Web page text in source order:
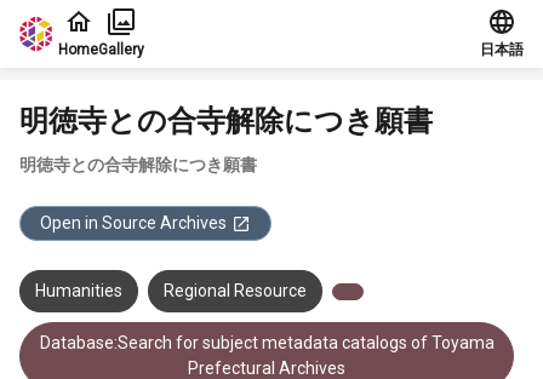
Jump to main content
HomeGallery 日本語
明徳寺との合寺解除につき願書
明徳寺との合寺解除につき願書
Open in Source Archives
Humanities Regional Resource
Database:Search for subject metadata catalogs of Toyama
Prefectural Archives